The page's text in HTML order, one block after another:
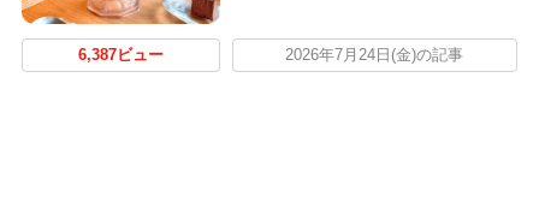
6,387ビュー 2026年7月24日(金)の記事